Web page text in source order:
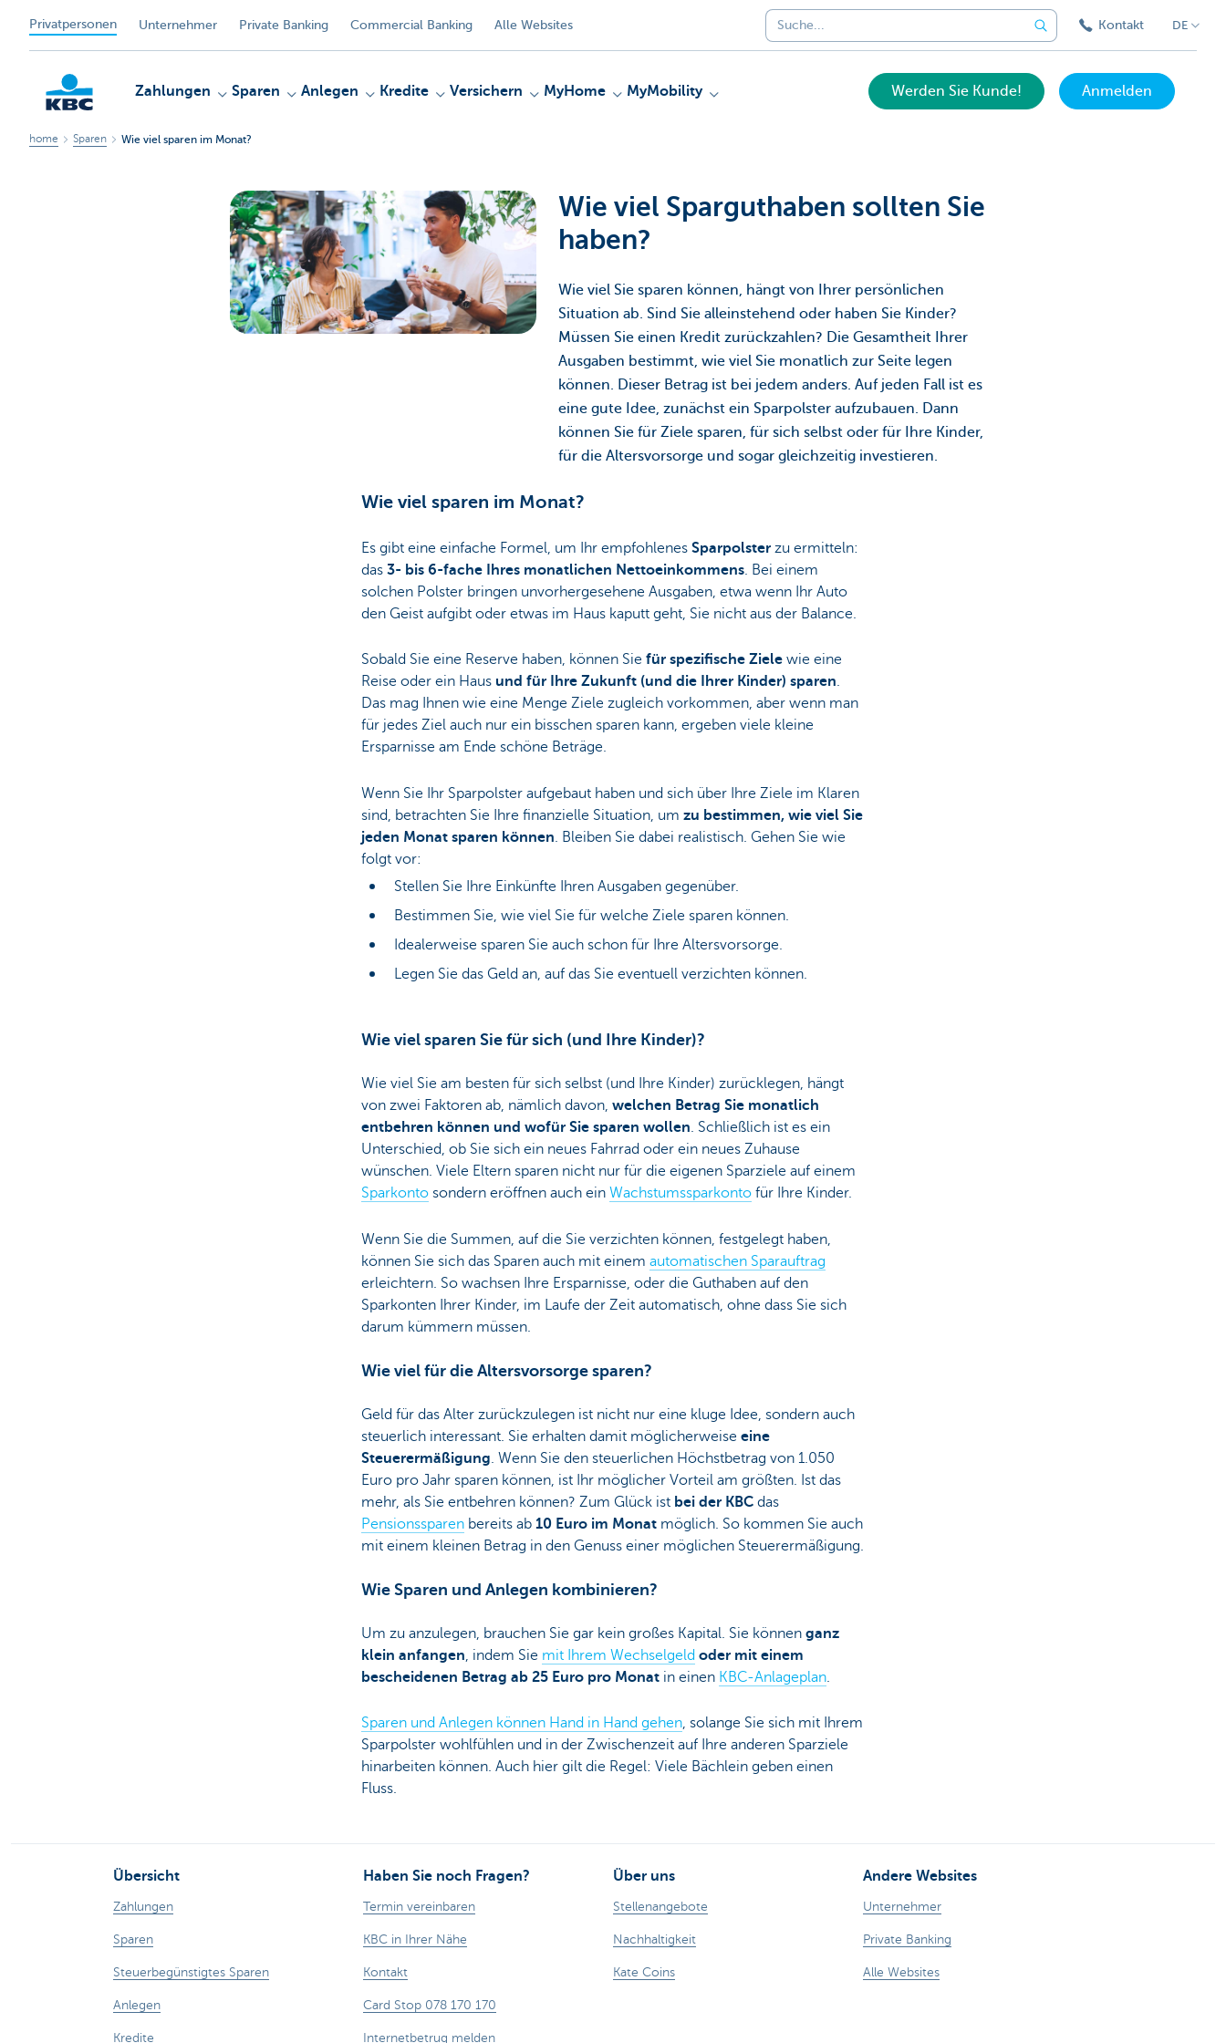
Privatpersonen Unternehmer Private Banking Commercial Banking Alle Websites Kontakt DE
Zahlungen Sparen Anlegen Kredite Versichern MyHome MyMobility Werden Sie Kunde! Anmelden
home Sparen Wie viel sparen im Monat?
Wie viel Sparguthaben sollten Sie
haben?
Wie viel Sie sparen können, hängt von Ihrer persönlichen
Situation ab. Sind Sie alleinstehend oder haben Sie Kinder?
Müssen Sie einen Kredit zurückzahlen? Die Gesamtheit Ihrer
Ausgaben bestimmt, wie viel Sie monatlich zur Seite legen
können. Dieser Betrag ist bei jedem anders. Auf jeden Fall ist es
eine gute Idee, zunächst ein Sparpolster aufzubauen. Dann
können Sie für Ziele sparen, für sich selbst oder für Ihre Kinder,
für die Altersvorsorge und sogar gleichzeitig investieren.
Wie viel sparen im Monat?
Es gibt eine einfache Formel, um Ihr empfohlenes Sparpolster zu ermitteln:
das 3- bis 6-fache Ihres monatlichen Nettoeinkommens. Bei einem
solchen Polster bringen unvorhergesehene Ausgaben, etwa wenn Ihr Auto
den Geist aufgibt oder etwas im Haus kaputt geht, Sie nicht aus der Balance.
Sobald Sie eine Reserve haben, können Sie für spezifische Ziele wie eine
Reise oder ein Haus und für Ihre Zukunft (und die Ihrer Kinder) sparen.
Das mag Ihnen wie eine Menge Ziele zugleich vorkommen, aber wenn man
für jedes Ziel auch nur ein bisschen sparen kann, ergeben viele kleine
Ersparnisse am Ende schöne Beträge.
Wenn Sie Ihr Sparpolster aufgebaut haben und sich über Ihre Ziele im Klaren
sind, betrachten Sie Ihre finanzielle Situation, um zu bestimmen, wie viel Sie
jeden Monat sparen können. Bleiben Sie dabei realistisch. Gehen Sie wie
folgt vor:
Stellen Sie Ihre Einkünfte Ihren Ausgaben gegenüber.
Bestimmen Sie, wie viel Sie für welche Ziele sparen können.
Idealerweise sparen Sie auch schon für Ihre Altersvorsorge.
Legen Sie das Geld an, auf das Sie eventuell verzichten können.
Wie viel sparen Sie für sich (und Ihre Kinder)?
Wie viel Sie am besten für sich selbst (und Ihre Kinder) zurücklegen, hängt
von zwei Faktoren ab, nämlich davon, welchen Betrag Sie monatlich
entbehren können und wofür Sie sparen wollen. Schließlich ist es ein
Unterschied, ob Sie sich ein neues Fahrrad oder ein neues Zuhause
wünschen. Viele Eltern sparen nicht nur für die eigenen Sparziele auf einem
Sparkontosondern eröffnen auch ein Wachstumssparkontofür Ihre Kinder.
Wenn Sie die Summen, auf die Sie verzichten können, festgelegt haben,
können Sie sich das Sparen auch mit einem automatischen Sparauftrag
erleichtern. So wachsen Ihre Ersparnisse, oder die Guthaben auf den
Sparkonten Ihrer Kinder, im Laufe der Zeit automatisch, ohne dass Sie sich
darum kümmern müssen.
Wie viel für die Altersvorsorge sparen?
Geld für das Alter zurückzulegen ist nicht nur eine kluge Idee, sondern auch
steuerlich interessant. Sie erhalten damit möglicherweise eine
Steuerermäßigung . Wenn Sie den steuerlichen Höchstbetrag von 1.050
Euro pro Jahr sparen können, ist Ihr möglicher Vorteil am größten. Ist das
mehr, als Sie entbehren können? Zum Glück ist bei der KBCdas
Pensionssparenbereits ab 10 Euro im Monat möglich. So kommen Sie auch
mit einem kleinen Betrag in den Genuss einer möglichen Steuerermäßigung.
Wie Sparen und Anlegen kombinieren?
Um zu anzulegen, brauchen Sie gar kein großes Kapital. Sie können ganz
klein anfangen , indem Sie mit Ihrem Wechselgeld oder mit einem
bescheidenen Betrag ab 25 Euro pro Monat in einen KBC-Anlageplan.
Sparen und Anlegen können Hand in Hand gehen, solange Sie sich mit Ihrem
Sparpolster wohlfühlen und in der Zwischenzeit auf Ihre anderen Sparziele
hinarbeiten können. Auch hier gilt die Regel: Viele Bächlein geben einen
Fluss.
Übersicht
Zahlungen
Sparen
Steuerbegünstigtes Sparen
Anlegen
Kredite
Haben Sie noch Fragen?
Termin vereinbaren
KBC in Ihrer Nähe
Kontakt
Card Stop 078 170 170
Internetbetrug melden
Über uns
Stellenangebote
Nachhaltigkeit
Kate Coins
Andere Websites
Unternehmer
Private Banking
Alle Websites